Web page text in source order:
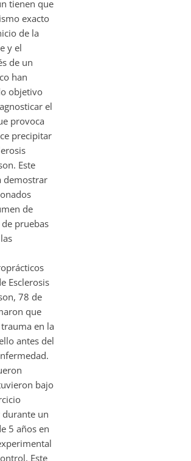
tienen que
exacto
de la
y el
de un
han
objetivo
el
provoca
precipitar
Este
demostrar
de
pruebas
Esclerosis
78 de
que
en la
antes del
bajo
un
5 años en
Este